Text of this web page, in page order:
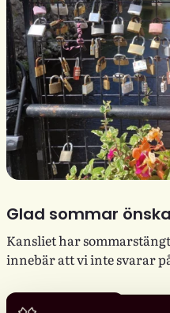
Glad sommar
Kansliet har
innebär att vi inte svarar